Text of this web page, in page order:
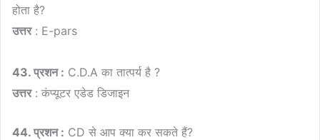
होता है?
उत्तर: E-pars
43. प्रशन : C.D.A का तात्पर्य है ?
उत्तर: कंप्यूटर एडेड डिजाइन
44. प्रशन : CD से आप क्या कर सकते हैं?